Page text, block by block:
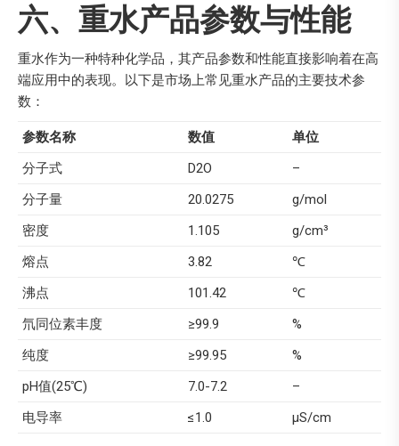
六、重水产品参数与性能
重水作为一种特种化学品，其产品参数和性能直接影响着在高
端应用中的表现。以下是市场上常见重水产品的主要技术参
数：
参数名称 数值
单位
分子式
D2O
–
分子量
20.0275
g/mol
密度
1.105
g/cm³
熔点
3.82
℃
沸点
101.42
℃
氘同位素丰度
≥99.9
%
纯度
≥99.95
%
pH值(25℃)
7.0-7.2
–
电导率
≤1.0 μS/cm